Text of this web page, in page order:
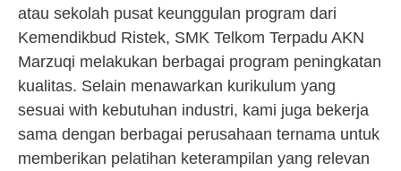
atau sekolah pusat keunggulan program dari
Kemendikbud Ristek, SMK Telkom Terpadu AKN
Marzuqi melakukan berbagai program peningkatan
kualitas. Selain menawarkan kurikulum yang
sesuai with kebutuhan industri, kami juga bekerja
sama dengan berbagai perusahaan ternama untuk
memberikan pelatihan keterampilan yang relevan